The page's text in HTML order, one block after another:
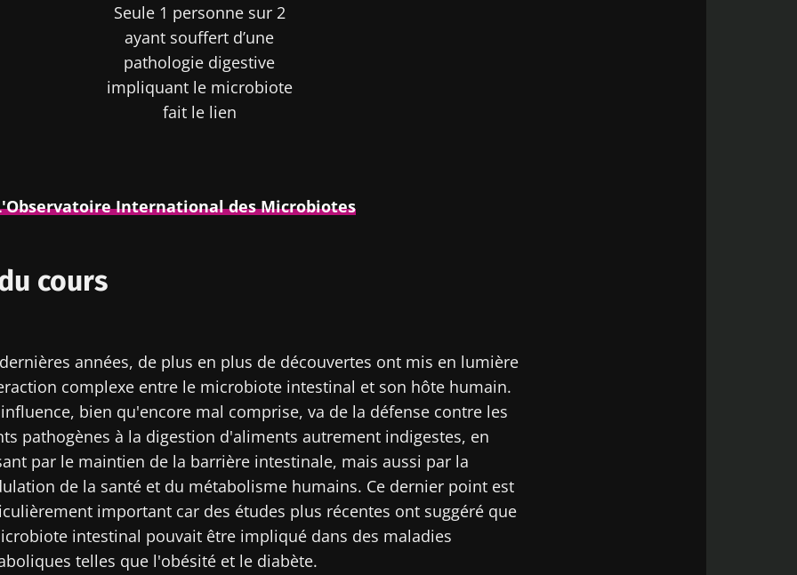
Seule 1 personne sur 2
ayant souffert d’une
pathologie digestive
impliquant le microbiote
fait le lien
International des Microbiotes
cours
années, de plus en plus de découvertes ont mis en lumière
complexe entre le microbiote intestinal et son hôte humain.
bien qu'encore mal comprise, va de la défense contre les
pathogènes à la digestion d'aliments autrement indigestes, en
par le maintien de la barrière intestinale, mais aussi par la
de la santé et du métabolisme humains. Ce dernier point est
important car des études plus récentes ont suggéré que
intestinal pouvait être impliqué dans des maladies
telles que l'obésité et le diabète.
partez pas si vite !
Microbiota des professionnels de santé et des
le "Microbiota Digest" et le "HCP Magazine" pour rester au
actualités sur le microbiote.